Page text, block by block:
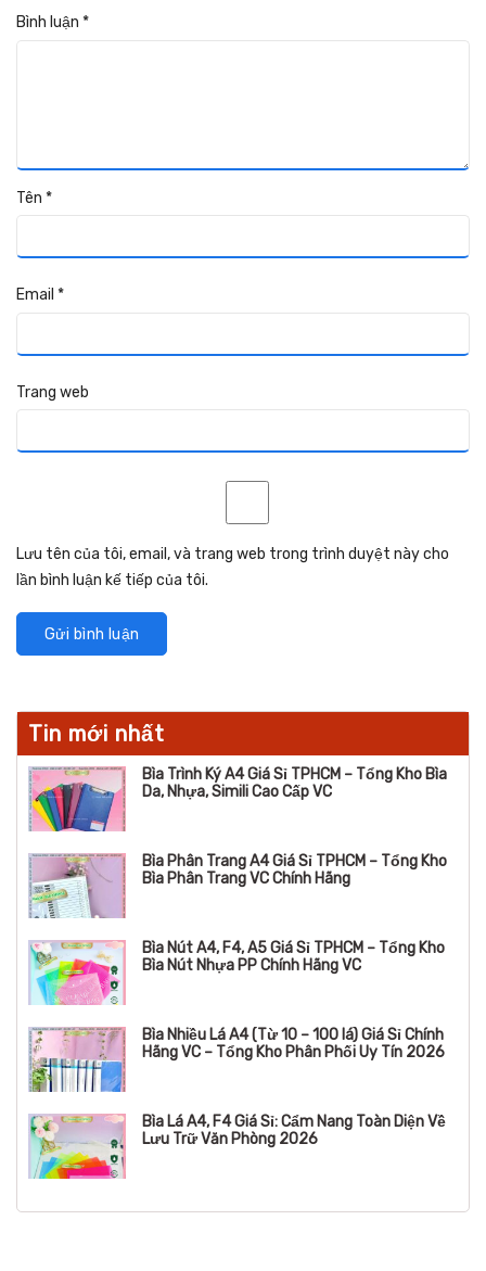
Bình luận *
Tên *
Email *
Trang web
Lưu tên của tôi, email, và trang web trong trình duyệt này cho
lần bình luận kế tiếp của tôi.
Tin mới nhất
Bìa Trình Ký A4 Giá Sỉ TPHCM – Tổng Kho Bìa
Da, Nhựa, Simili Cao Cấp VC
Bìa Phân Trang A4 Giá Sỉ TPHCM – Tổng Kho
Bìa Phân Trang VC Chính Hãng
Bìa Nút A4, F4, A5 Giá Sỉ TPHCM – Tổng Kho
Bìa Nút Nhựa PP Chính Hãng VC
Bìa Nhiều Lá A4 (Từ 10 – 100 lá) Giá Sỉ Chính
Hãng VC – Tổng Kho Phân Phối Uy Tín 2026
Bìa Lá A4, F4 Giá Sỉ: Cẩm Nang Toàn Diện Về
Lưu Trữ Văn Phòng 2026